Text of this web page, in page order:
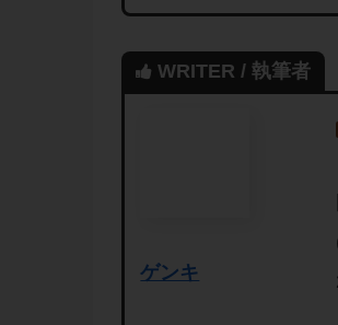
WRITER / 執筆者
ゲンキ